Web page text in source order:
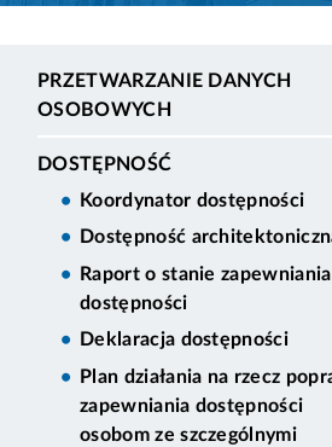
PRZETWARZANIE DANYCH
OSOBOWYCH
DOSTĘPNOŚĆ
Koordynator dostępności
Dostępność
Raport o stanie zapewniania
dostępności
Deklaracja dostępności
Plan działania na rzecz
zapewniania dostępności
osobom ze szczególnymi